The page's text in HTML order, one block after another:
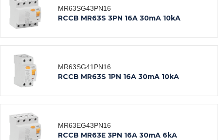
Datasheet
Datasheet
MR63SG43PN16
RCCB MR63S 3PN 16A 30mA 10kA
MR63SG41PN16
RCCB MR63S 1PN 16A 30mA 10kA
MR63EG43PN16
RCCB MR63E 3PN 16A 30mA 6kA